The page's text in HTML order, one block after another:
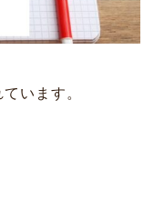
います。